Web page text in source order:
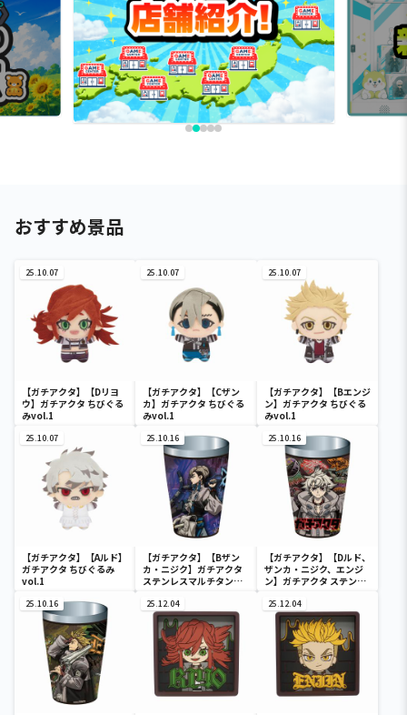
おすすめ景品
25.10.07
【ガチアクタ】【Dリヨ
ウ】ガチアクタ ちびぐる
みvol.1
25.10.07
【ガチアクタ】【Cザン
カ】ガチアクタ ちびぐる
みvol.1
25.10.07
【ガチアクタ】【Bエンジ
ン】ガチアクタ ちびぐる
みvol.1
25.10.07
【ガチアクタ】【Aルド】
ガチアクタ ちびぐるみ
vol.1
25.10.16
【ガチアクタ】【Bザン
カ・ニジク】ガチアクタ
ステンレスマルチタンブ
25.10.16
【ガチアクタ】【Dルド、
ザンカ・ニジク、エンジ
ン】ガチアクタ ステンレ
25.10.16 25.12.04 25.12.04